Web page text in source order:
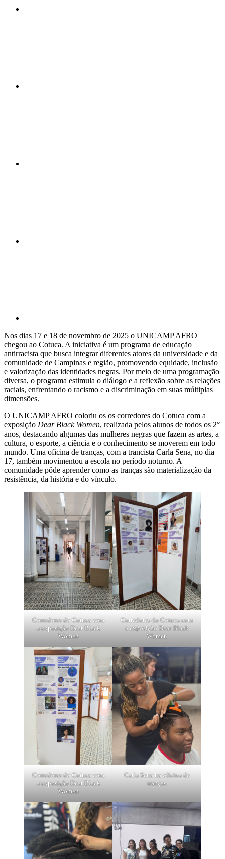
Nos dias 17 e 18 de novembro de 2025 o UNICAMP AFRO
chegou ao Cotuca. A iniciativa é um programa de educação
antirracista que busca integrar diferentes atores da universidade e da
comunidade de Campinas e região, promovendo equidade, inclusão
e valorização das identidades negras. Por meio de uma programação
diversa, o programa estimula o diálogo e a reflexão sobre as relações
raciais, enfrentando o racismo e a discriminação em suas múltiplas
dimensões.
O UNICAMP AFRO coloriu os os corredores do Cotuca com a
exposição Dear Black Women, realizada pelos alunos de todos os 2°
anos, destacando algumas das mulheres negras que fazem as artes, a
cultura, o esporte, a ciência e o conhecimento se moverem em todo
mundo. Uma oficina de tranças, com a trancista Carla Sena, no dia
17, também movimentou a escola no período noturno. A
comunidade pôde aprender como as tranças são materialização da
resistência, da história e do vínculo.
Corredores do Cotuca com
a exposição Dear Black
Women
Corredores do Cotuca com
a exposição Dear Black
Women
Corredores do Cotuca com
a exposição Dear Black
Women
Carla Sena na oficina de
tranças